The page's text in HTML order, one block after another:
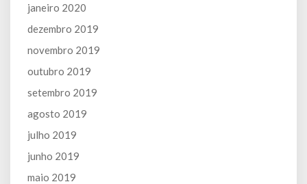
janeiro 2020
dezembro 2019
novembro 2019
outubro 2019
setembro 2019
agosto 2019
julho 2019
junho 2019
maio 2019